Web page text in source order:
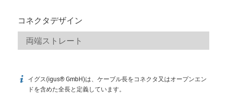
コネクタデザイン
igus-icon-info
イグス(igus® GmbH)は、ケーブル長をコネクタ又はオープンエン
ドを含めた全長と定義しています。